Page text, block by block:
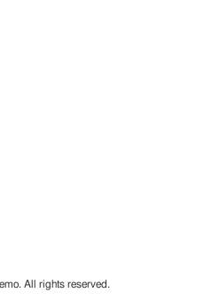
All rights reserved.